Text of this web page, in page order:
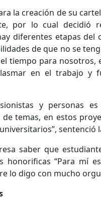
la creación de su
por lo cual decidió
diferentes etapas del
de que no se
tiempo para
en el trabajo y
y personas
temas, en estos
sentenció
saber que
honorificas “Para mí
lo digo con mucho